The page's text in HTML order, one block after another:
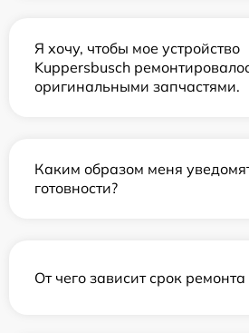
Я хочу, чтобы мое устройство
Kuppersbusch
оригинальными запчастями.
Каким образом меня
готовности?
От чего зависит срок